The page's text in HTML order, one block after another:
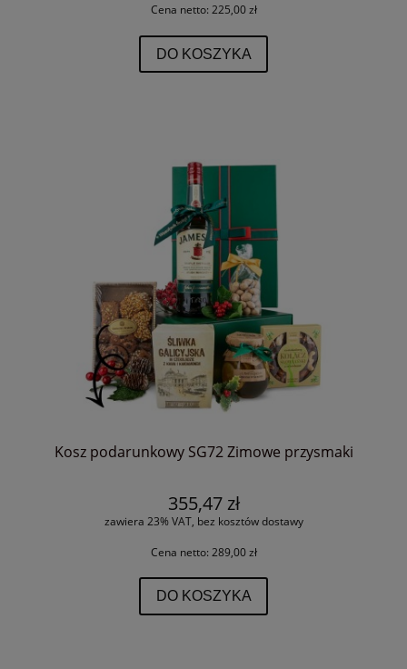
Cena netto: 225,00 zł
DO KOSZYKA
Kosz podarunkowy SG72 Zimowe przysmaki
355,47 zł
zawiera 23% VAT, bez kosztów dostawy
Cena netto: 289,00 zł
DO KOSZYKA